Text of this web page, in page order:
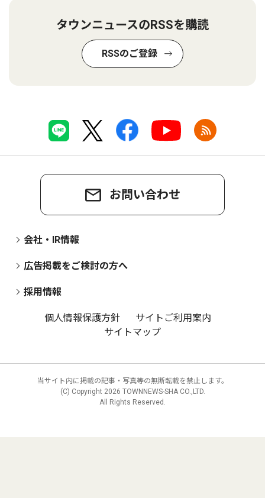
タウンニュースのRSSを購読
RSSのご登録
お問い合わせ
会社・IR情報
広告掲載をご検討の方へ
採用情報
個人情報保護方針
サイトご利用案内
サイトマップ
当サイト内に掲載の記事・写真等の無断転載を禁止します。
(C) Copyright 2026 TOWNNEWS-SHA CO.,LTD.
All Rights Reserved.